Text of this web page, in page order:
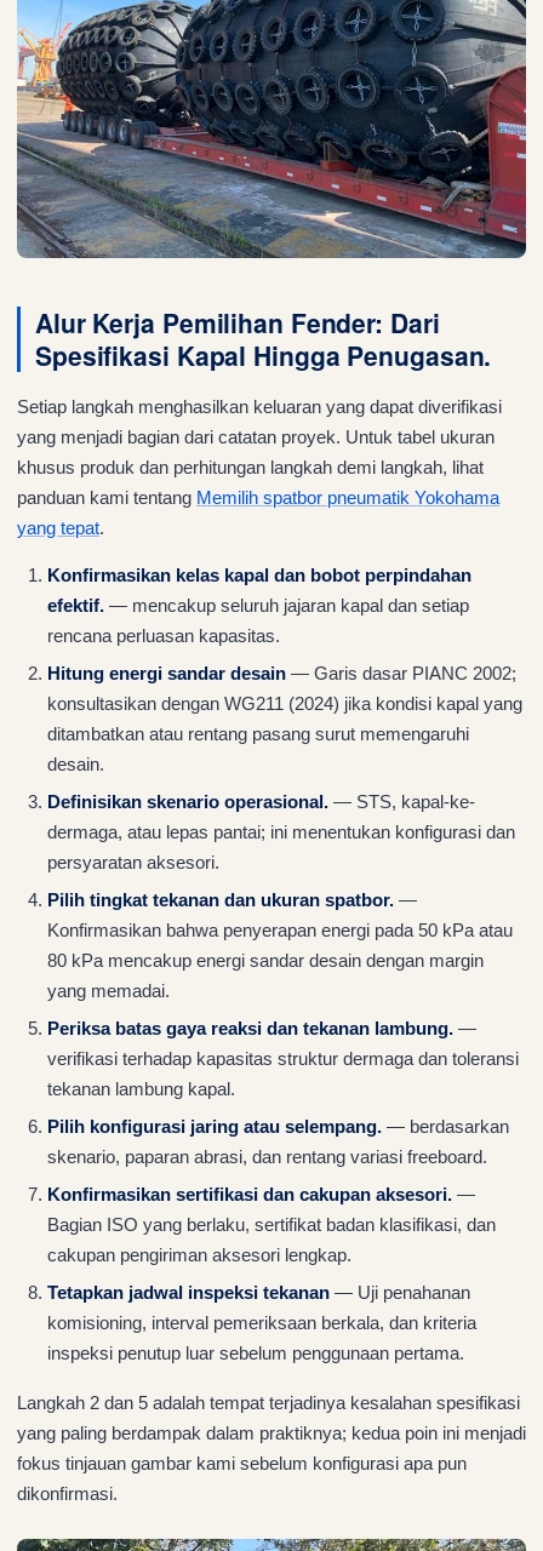
Alur Kerja Pemilihan Fender: Dari
Spesifikasi Kapal Hingga Penugasan.
Setiap langkah menghasilkan keluaran yang dapat diverifikasi
yang menjadi bagian dari catatan proyek. Untuk tabel ukuran
khusus produk dan perhitungan langkah demi langkah, lihat
panduan kami tentang Memilih spatbor pneumatik Yokohama
yang tepat.
Konfirmasikan kelas kapal dan bobot perpindahan
efektif.— mencakup seluruh jajaran kapal dan setiap
rencana perluasan kapasitas.
Hitung energi sandar desain— Garis dasar PIANC 2002;
konsultasikan dengan WG211 (2024) jika kondisi kapal yang
ditambatkan atau rentang pasang surut memengaruhi
desain.
Definisikan skenario operasional.— STS, kapal-ke-
dermaga, atau lepas pantai; ini menentukan konfigurasi dan
persyaratan aksesori.
Pilih tingkat tekanan dan ukuran spatbor.—
Konfirmasikan bahwa penyerapan energi pada 50 kPa atau
80 kPa mencakup energi sandar desain dengan margin
yang memadai.
Periksa batas gaya reaksi dan tekanan lambung.—
verifikasi terhadap kapasitas struktur dermaga dan toleransi
tekanan lambung kapal.
Pilih konfigurasi jaring atau selempang.— berdasarkan
skenario, paparan abrasi, dan rentang variasi freeboard.
Konfirmasikan sertifikasi dan cakupan aksesori.—
Bagian ISO yang berlaku, sertifikat badan klasifikasi, dan
cakupan pengiriman aksesori lengkap.
Tetapkan jadwal inspeksi tekanan— Uji penahanan
komisioning, interval pemeriksaan berkala, dan kriteria
inspeksi penutup luar sebelum penggunaan pertama.
Langkah 2 dan 5 adalah tempat terjadinya kesalahan spesifikasi
yang paling berdampak dalam praktiknya; kedua poin ini menjadi
fokus tinjauan gambar kami sebelum konfigurasi apa pun
dikonfirmasi.